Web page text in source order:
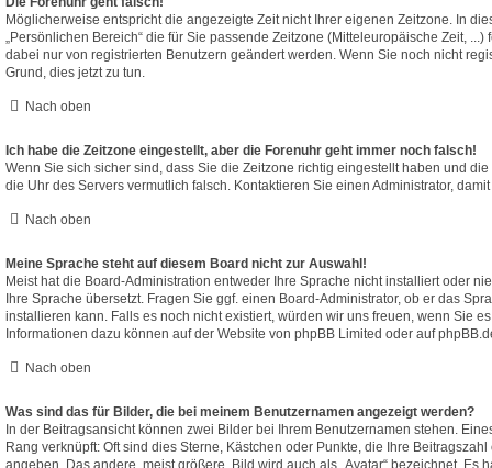
Möglicherweise entspricht die angezeigte Zeit nicht Ihrer eigenen Zeitzone. In
„Persönlichen Bereich“ die für Sie passende Zeitzone (Mitteleuropäische Zeit,
dabei nur von registrierten Benutzern geändert werden. Wenn Sie noch nicht
Grund, dies jetzt zu tun.
Nach oben
Ich habe die Zeitzone eingestellt, aber die Forenuhr geht immer noch falsch!
Wenn Sie sich sicher sind, dass Sie die Zeitzone richtig eingestellt haben und
die Uhr des Servers vermutlich falsch. Kontaktieren Sie einen Administrator,
Nach oben
Meine Sprache steht auf diesem Board nicht zur Auswahl!
Meist hat die Board-Administration entweder Ihre Sprache nicht installiert oder
Ihre Sprache übersetzt. Fragen Sie ggf. einen Board-Administrator, ob er das
installieren kann. Falls es noch nicht existiert, würden wir uns freuen, wenn Sie
Informationen dazu können auf der Website von phpBB Limited oder auf
Nach oben
Was sind das für Bilder, die bei meinem Benutzernamen angezeigt werden?
In der Beitragsansicht können zwei Bilder bei Ihrem Benutzernamen stehen.
Rang verknüpft: Oft sind dies Sterne, Kästchen oder Punkte, die Ihre
angeben. Das andere, meist größere, Bild wird auch als „Avatar“ bezeichnet. Es